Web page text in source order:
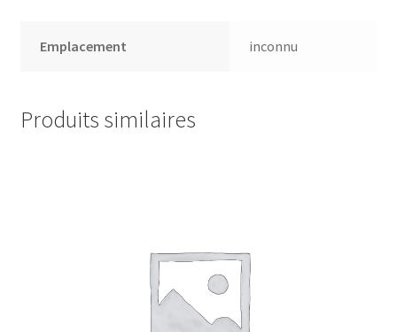
Emplacement inconnu
Produits similaires